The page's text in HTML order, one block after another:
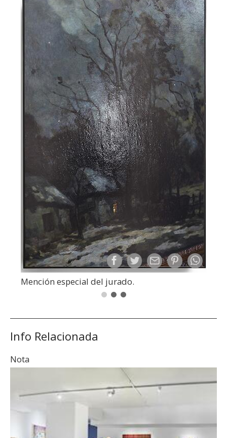
Mención especial del jurado.
Info Relacionada
Nota